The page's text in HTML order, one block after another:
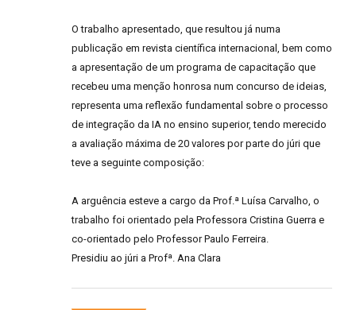
O trabalho apresentado, que resultou já numa
publicação em revista científica internacional, bem como
a apresentação de um programa de capacitação que
recebeu uma menção honrosa num concurso de ideias,
representa uma reflexão fundamental sobre o processo
de integração da IA no ensino superior, tendo merecido
a avaliação máxima de 20 valores por parte do júri que
teve a seguinte composição:
A arguência esteve a cargo da Prof.ª Luísa Carvalho, o
trabalho foi orientado pela Professora Cristina Guerra e
co-orientado pelo Professor Paulo Ferreira.
Presidiu ao júri a Profª. Ana Clara